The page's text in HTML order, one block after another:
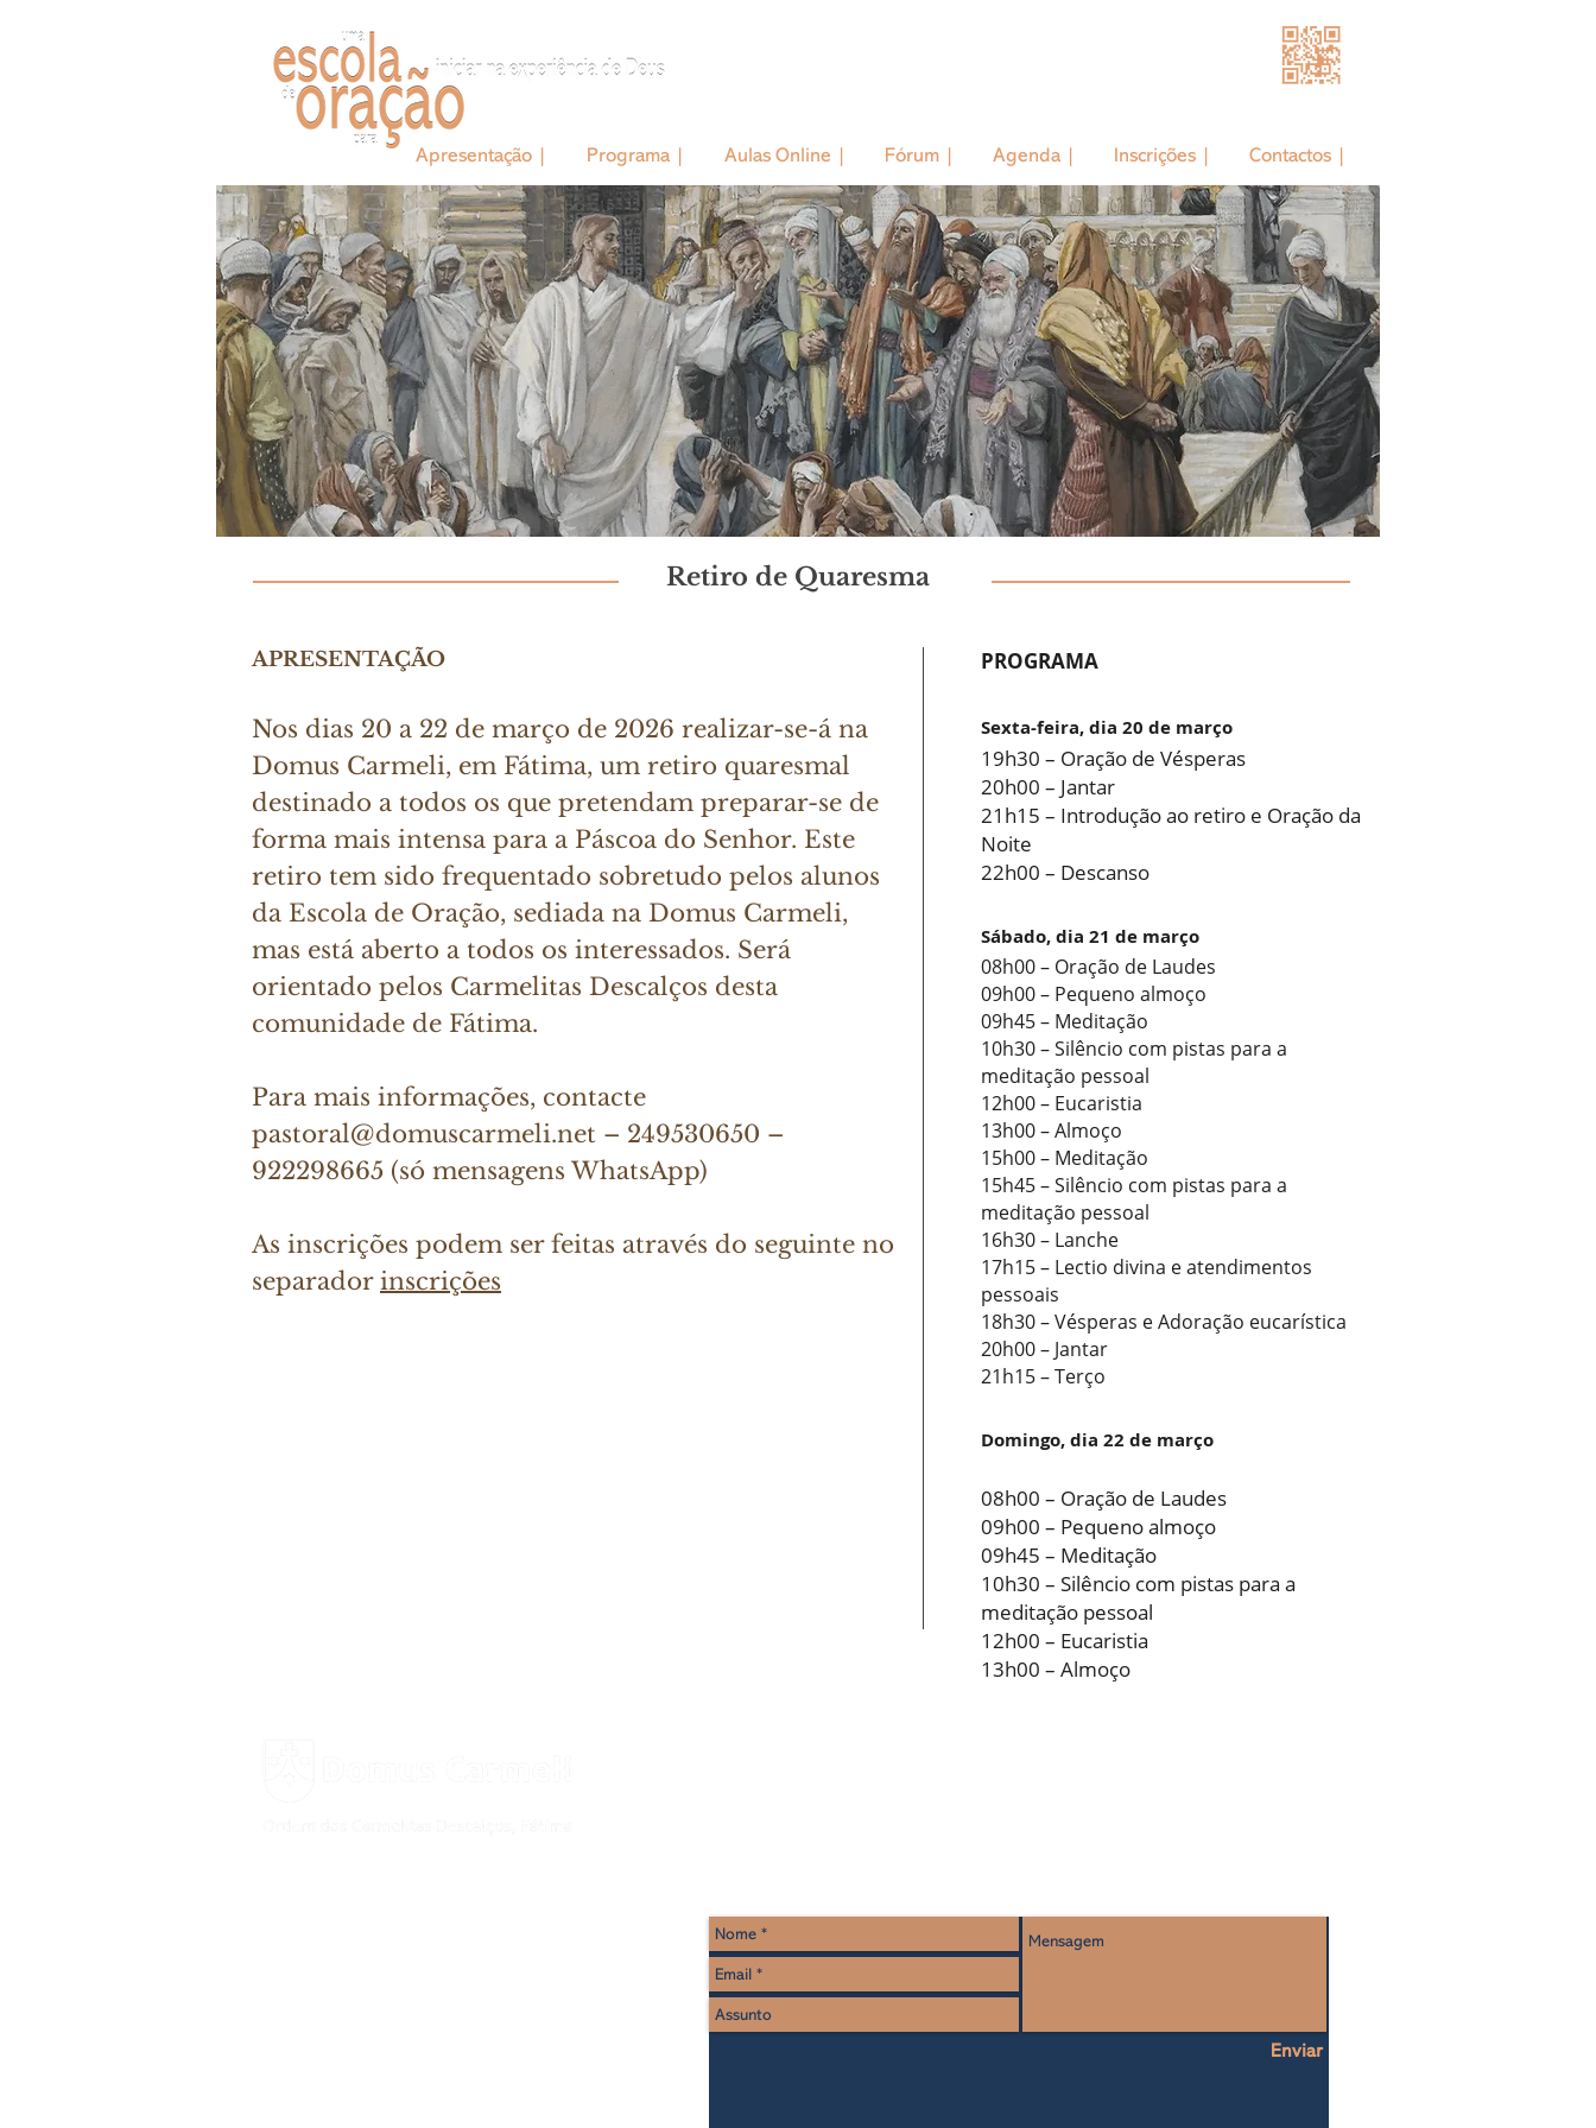
Apresentação | Programa | Aulas Online | Fórum | Agenda | Inscrições | Contactos |
Retiro de Quaresma
APRESENTAÇÃO
Nos dias 20 a 22 de março de 2026 realizar-se-á na
Domus Carmeli, em Fátima, um retiro quaresmal
destinado a todos os que pretendam preparar-se de
forma mais intensa para a Páscoa do Senhor. Este
retiro tem sido frequentado sobretudo pelos alunos
da Escola de Oração, sediada na Domus Carmeli,
mas está aberto a todos os interessados. Será
orientado pelos Carmelitas Descalços desta
comunidade de Fátima.
Para mais informações, contacte
pastoral@domuscarmeli.net – 249530650 –
922298665 (só mensagens WhatsApp)
As inscrições podem ser feitas através do seguinte no
separador inscrições
PROGRAMA
Sexta-feira, dia 20 de março
19h30 – Oração de Vésperas
20h00 – Jantar
21h15 – Introdução ao retiro e Oração da
Noite
22h00 – Descanso
Sábado, dia 21 de março
08h00 – Oração de Laudes
09h00 – Pequeno almoço
09h45 – Meditação
10h30 – Silêncio com pistas para a
meditação pessoal
12h00 – Eucaristia
13h00 – Almoço
15h00 – Meditação
15h45 – Silêncio com pistas para a
meditação pessoal
16h30 – Lanche
17h15 – Lectio divina e atendimentos
pessoais
18h30 – Vésperas e Adoração eucarística
20h00 – Jantar
21h15 – Terço
Domingo, dia 22 de março
08h00 – Oração de Laudes
09h00 – Pequeno almoço
09h45 – Meditação
10h30 – Silêncio com pistas para a
meditação pessoal
12h00 – Eucaristia
13h00 – Almoço
Enviar